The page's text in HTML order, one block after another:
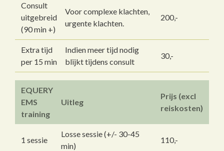
Consult
uitgebreid
(90 min +)
Voor complexe klachten,
urgente klachten.
200,-
Extra tijd
per 15 min
Indien meer tijd nodig
blijkt tijdens consult
30,-
EQUERY
EMS
training
Uitleg
Prijs (excl
reiskosten)
1 sessie
Losse sessie (+/- 30-45
min)
110,-